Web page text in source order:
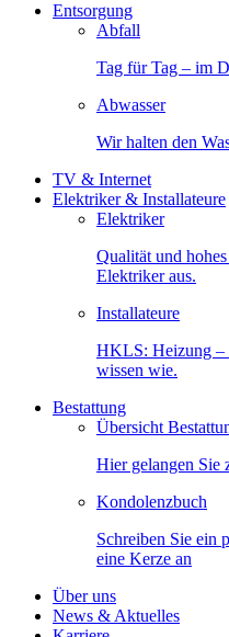
Entsorgung
Abfall
Tag für Tag – im
Abwasser
Wir halten den
TV & Internet
Elektriker & Installateure
Elektriker
Qualität und
Elektriker aus.
Installateure
HKLS: Heizung –
wissen wie.
Bestattung
Übersicht
Hier gelangen Sie
Kondolenzbuch
Schreiben Sie ein
eine Kerze an
Über uns
News & Aktuelles